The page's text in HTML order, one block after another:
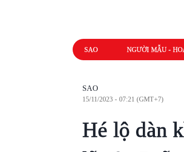
SAO NGƯỜI MẪU -
SAO
15/11/2023 - 07:21 (GMT+7)
Hé lộ dàn